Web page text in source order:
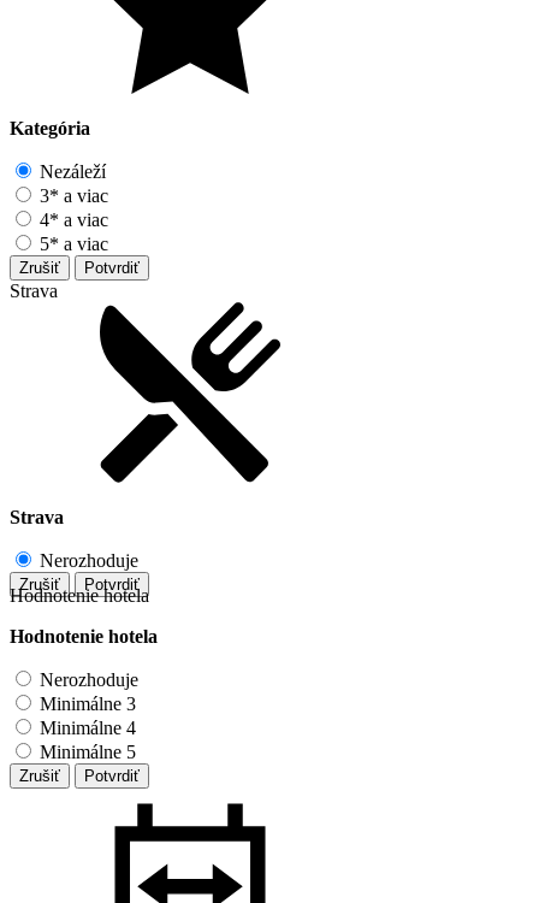
Kategória
Nezáleží
3* a viac
4* a viac
5* a viac
Zrušiť Potvrdiť
Strava
Strava
Nerozhoduje
Zrušiť Potvrdiť
Hodnotenie hotela
Hodnotenie hotela
Nerozhoduje
Minimálne 3
Minimálne 4
Minimálne 5
Zrušiť Potvrdiť